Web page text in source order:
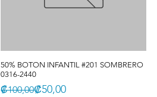
50% BOTON INFANTIL #201 SOMBRERO
0316-2440
Precio
₡100,00
Precio de oferta
₡50,00